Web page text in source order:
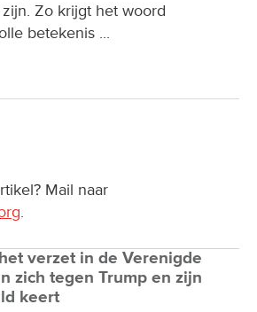
Zo krijgt het woord
betekenis ...
Mail naar
.
verzet in de Verenigde
zich tegen Trump en zijn
keert